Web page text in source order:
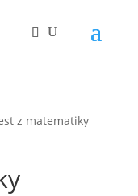
z matematiky